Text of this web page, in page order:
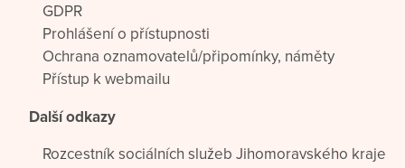
GDPR
Prohlášení o přístupnosti
Ochrana oznamovatelů/připomínky, náměty
Přístup k webmailu
Další odkazy
Rozcestník sociálních služeb Jihomoravského kraje